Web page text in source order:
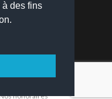
à des fins
demandes
honoraires